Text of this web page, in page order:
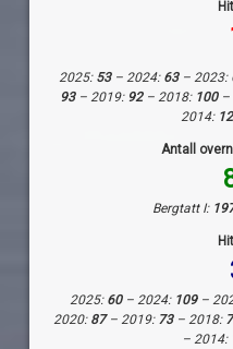
2025: 53– 2024:63– 2023:
93– 2019: 92– 2018: 100 –
2014:
Antall
Bergtatt I:
2025: 60– 2024: 109–
2020: 87– 2019: 73– 2018:
– 2014: